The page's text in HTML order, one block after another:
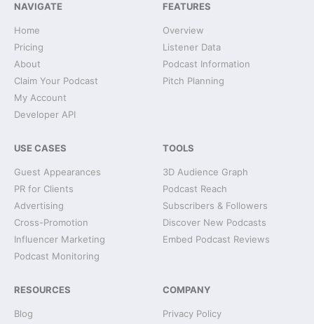
NAVIGATE
Home
Pricing
About
Claim Your Podcast
My Account
Developer API
FEATURES
Overview
Listener Data
Podcast Information
Pitch Planning
USE CASES
Guest Appearances
PR for Clients
Advertising
Cross-Promotion
Influencer Marketing
Podcast Monitoring
TOOLS
3D Audience Graph
Podcast Reach
Subscribers & Followers
Discover New Podcasts
Embed Podcast Reviews
RESOURCES
Blog
COMPANY
Privacy Policy